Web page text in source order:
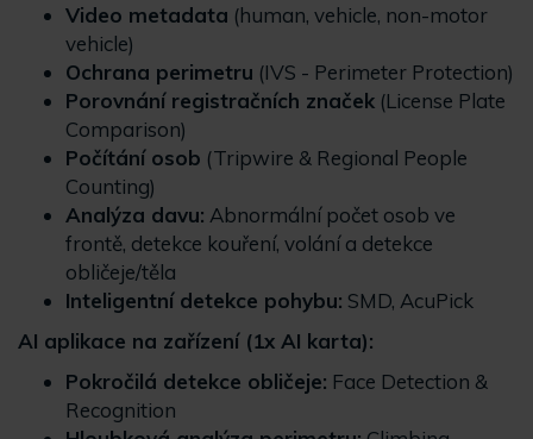
Video metadata (human, vehicle, non-motor
vehicle)
Ochrana perimetru (IVS - Perimeter Protection)
Porovnání registračních značek (License Plate
Comparison)
Počítání osob (Tripwire & Regional People
Counting)
Analýza davu: Abnormální počet osob ve
frontě, detekce kouření, volání a detekce
obličeje/těla
Inteligentní detekce pohybu: SMD, AcuPick
AI aplikace na zařízení (1x AI karta):
Pokročilá detekce obličeje: Face Detection &
Recognition